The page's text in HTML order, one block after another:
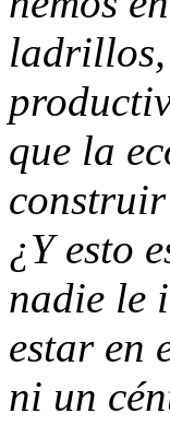
ladrillos,
que la
construir
¿Y esto
nadie le
estar en
ni un